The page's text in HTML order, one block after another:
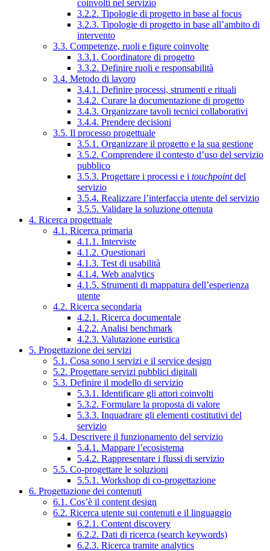
coinvolti nel servizio
3.2.2. Tipologie di progetto in base al focus
3.2.3. Tipologie di progetto in base all’ambito di
intervento
3.3. Competenze, ruoli e figure coinvolte
3.3.1. Coordinatore di progetto
3.3.2. Definire ruoli e responsabilità
3.4. Metodo di lavoro
3.4.1. Definire processi, strumenti e rituali
3.4.2. Curare la documentazione di progetto
3.4.3. Organizzare tavoli tecnici collaborativi
3.4.4. Prendere decisioni
3.5. Il processo progettuale
3.5.1. Organizzare il progetto e la sua gestione
3.5.2. Comprendere il contesto d’uso del servizio
pubblico
3.5.3. Progettare i processi e i touchpointdel
servizio
3.5.4. Realizzare l’interfaccia utente del servizio
3.5.5. Validare la soluzione ottenuta
4. Ricerca progettuale
4.1. Ricerca primaria
4.1.1. Interviste
4.1.2. Questionari
4.1.3. Test di usabilità
4.1.4. Web analytics
4.1.5. Strumenti di mappatura dell’esperienza
utente
4.2. Ricerca secondaria
4.2.1. Ricerca documentale
4.2.2. Analisi benchmark
4.2.3. Valutazione euristica
5. Progettazione dei servizi
5.1. Cosa sono i servizi e il service design
5.2. Progettare servizi pubblici digitali
5.3. Definire il modello di servizio
5.3.1. Identificare gli attori coinvolti
5.3.2. Formulare la proposta di valore
5.3.3. Inquadrare gli elementi costitutivi del
servizio
5.4. Descrivere il funzionamento del servizio
5.4.1. Mappare l’ecosistema
5.4.2. Rappresentare i flussi di servizio
5.5. Co-progettare le soluzioni
5.5.1. Workshop di co-progettazione
6. Progettazione dei contenuti
6.1. Cos’è il content design
6.2. Ricerca utente sui contenuti e il linguaggio
6.2.1. Content discovery
6.2.2. Dati di ricerca (search keywords)
6.2.3. Ricerca tramite analytics